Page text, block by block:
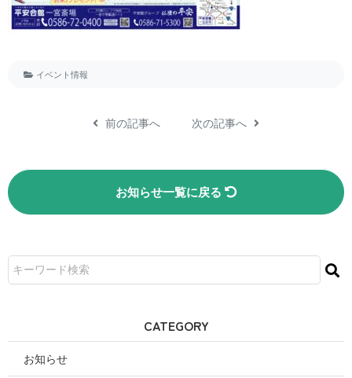
イベント情報
前の記事へ 次の記事へ
お知らせ一覧に戻る
CATEGORY
お知らせ